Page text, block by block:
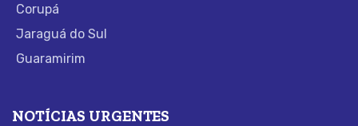
Corupá
Jaraguá do Sul
Guaramirim
NOTÍCIAS URGENTES